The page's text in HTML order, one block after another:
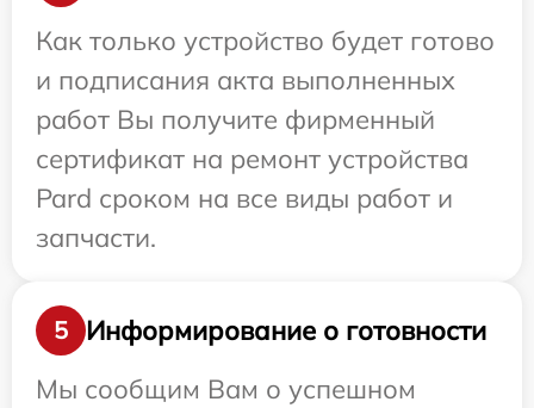
Как только устройство будет готово
и подписания акта выполненных
работ Вы получите фирменный
сертификат на ремонт устройства
Pard сроком на все виды работ и
запчасти.
5
Информирование о готовности
Мы сообщим Вам о успешном